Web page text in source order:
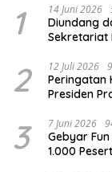
1 14 Juni 2026
Diundang
Sekretariat
2 12 Juli 2026
Peringatan
Presiden
3 7 Juni 2026
Gebyar
1.000